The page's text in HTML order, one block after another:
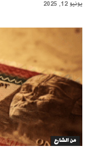
يونيو 12, 2025
من الشارع